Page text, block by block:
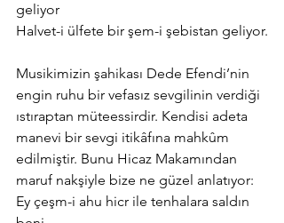
geliyor
Halvet-i ülfete bir şem-i şebistan geliyor.
Musikimizin şahikası Dede Efendi’nin
engin ruhu bir vefasız sevgilinin verdiği
ıstıraptan müteessirdir. Kendisi adeta
manevi bir sevgi itikâfına mahkûm
edilmiştir. Bunu Hicaz Makamından
maruf nakşiyle bize ne güzel anlatıyor:
Ey çeşm-i ahu hicr ile tenhalara saldın